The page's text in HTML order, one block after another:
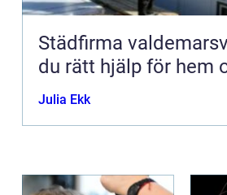
Städfirma valdemarsvik så
du rätt hjälp för hem
Julia Ekk